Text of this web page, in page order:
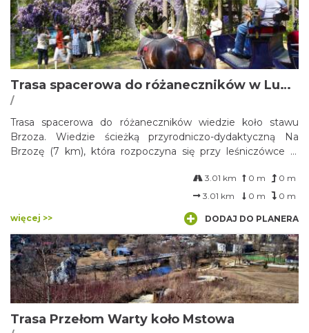
Trasa spacerowa do różaneczników w Lubockiem
/
Trasa spacerowa do różaneczników wiedzie koło stawu
Brzoza. Wiedzie ścieżką przyrodniczo-dydaktyczną Na
Brzozę (7 km), która rozpoczyna się przy leśniczówce w
3.01 km 0 m
0 m
3.01 km
0 m 0 m
więcej >> DODAJ DO PLANERA
Trasa Przełom Warty koło Mstowa